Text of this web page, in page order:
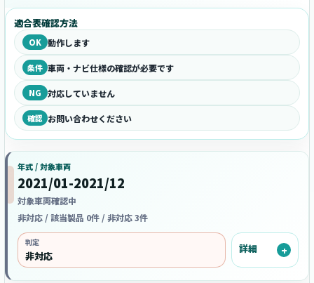
適合表確認方法
OK 動作します
条件 車両・ナビ仕様の確認が必要です
NG 対応していません
確認 お問い合わせください
年式 / 対象車両
2021/01-2021/12
対象車両確認中
非対応 / 該当製品 0件 / 非対応 3件
判定
非対応
詳細